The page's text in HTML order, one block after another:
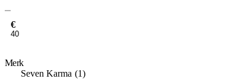
€
Merk
Seven Karma
1